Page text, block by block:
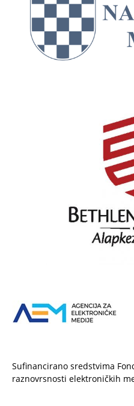
Sufinancirano sredstvima
raznovrsnosti elektroničkih